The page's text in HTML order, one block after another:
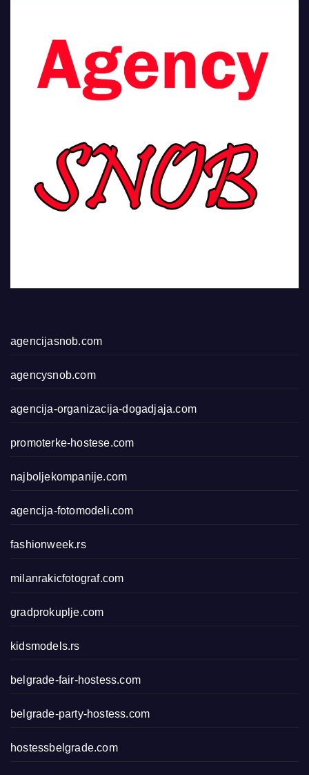
agencijasnob.com
agencysnob.com
agencija-organizacija-dogadjaja.com
promoterke-hostese.com
najboljekompanije.com
agencija-fotomodeli.com
fashionweek.rs
milanrakicfotograf.com
gradprokuplje.com
kidsmodels.rs
belgrade-fair-hostess.com
belgrade-party-hostess.com
hostessbelgrade.com